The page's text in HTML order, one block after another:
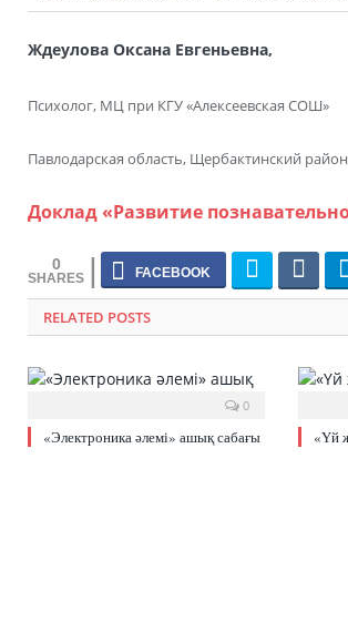
Ждеулова Оксана Евгеньевна,
Психолог, МЦ при КГУ «Алексеевская СОШ»
Павлодарская область, Щербактинский
Доклад «Развитие
0
RELATED POSTS
0
«Электроника әлемі» ашық сабағы «Үй